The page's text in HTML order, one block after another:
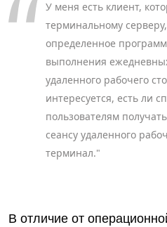
У меня есть клиент,
терминальному
определенное
выполнения
удаленного рабочего
интересуется, есть ли
пользователям
сеансу удаленного
терминал."
В отличие от